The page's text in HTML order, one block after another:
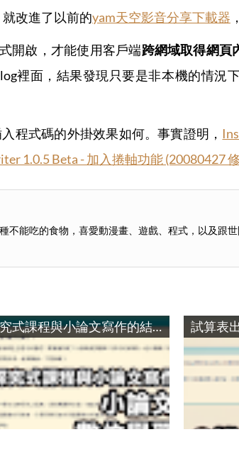
器</title>
src="http://
blog.yam.com/i/header/
改進了以前的yam天空影音分享下載器
開啟，才能使用客戶端跨網域取得網頁
裡面，結果發現只要是非本機的情況
程式碼的外掛效果如何。事實證明，
1.0.5 Beta - 加入捲軸功能 (20080427
不能吃的食物，喜愛動漫畫、遊戲、程式，以及跟
探究式課程與小論文寫作的結合：小論文寫作數位學習課程 / Inquiry-based Teaching in Inforation Literacy Education: A Research Paper Instruction E-learning Course for High School Students